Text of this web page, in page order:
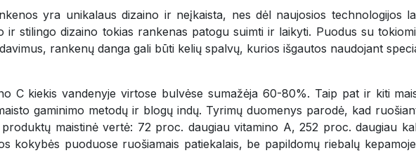
yra unikalaus dizaino ir neįkaista, nes dėl naujosios technologijos
ir stilingo dizaino tokias rankenas patogu suimti ir laikyti. Puodus su
rankenų danga gali būti kelių spalvų, kurios išgautos naudojant
C kiekis vandenyje virtose bulvėse sumažėja 60-80%. Taip pat ir kiti
gaminimo metodų ir blogų indų. Tyrimų duomenys parodė, kad
maistinė vertė: 72 proc. daugiau vitamino A, 252 proc. daugiau
kokybės puoduose ruošiamais patiekalais, be papildomų riebalų